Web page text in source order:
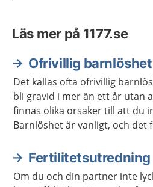
Läs mer på 1177.se
Ofrivillig barnlöshet
Det kallas ofta ofrivillig
bli gravid i mer än ett år utan
finnas olika orsaker till att du
Barnlöshet är vanligt, och det
Fertilitetsutredning
Om du och din partner inte